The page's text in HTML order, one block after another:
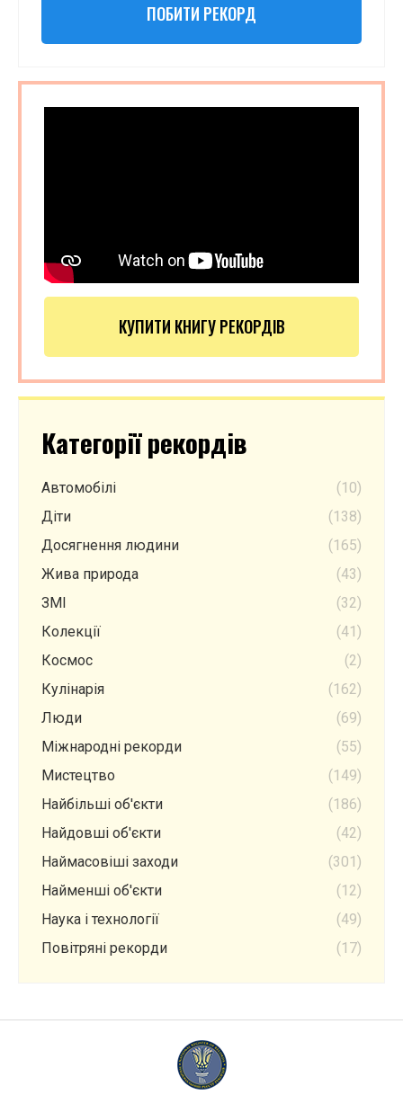
ПОБИТИ РЕКОРД
КУПИТИ КНИГУ РЕКОРДІВ
Категорії рекордів
Автомобілі
(10)
Діти
(138)
Досягнення людини
(165)
Жива природа
(43)
ЗМІ
(32)
Колекції
(41)
Космос
(2)
Кулінарія
(162)
Люди
(69)
Міжнародні рекорди
(55)
Мистецтво
(149)
Найбільші об'єкти
(186)
Найдовші об'єкти
(42)
Наймасовіші заходи
(301)
Найменші об'єкти
(12)
Наука і технології
(49)
Повітряні рекорди
(17)